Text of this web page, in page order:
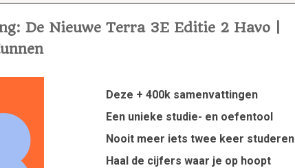
De Nieuwe Terra 3E Editie 2 Havo |
Deze + 400k samenvattingen
Een unieke studie- en oefentool
Nooit meer iets twee keer studeren
Haal de cijfers waar je op hoopt